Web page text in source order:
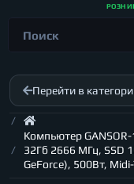
Перейти в
Компьютер
32Гб 2666 МГц, SSD
GeForce), 500Вт,